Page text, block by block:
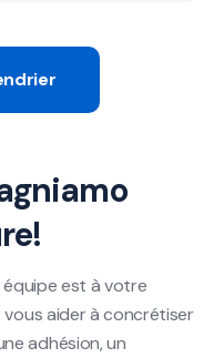
est à votre
aider à concrétiser
adhésion, un